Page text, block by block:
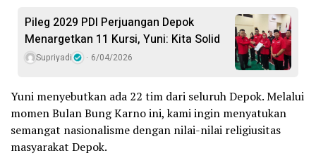
Pileg 2029 PDI Perjuangan Depok
Menargetkan 11 Kursi, Yuni: Kita Solid
Supriyadi 6/04/2026
Yuni menyebutkan ada 22 tim dari seluruh Depok. Melalui
momen Bulan Bung Karno ini, kami ingin menyatukan
semangat nasionalisme dengan nilai-nilai religiusitas
masyarakat Depok.